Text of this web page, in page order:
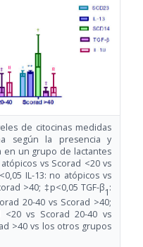
de citocinas medidas
según la presencia y
en un grupo de lactantes
vs Scorad <20 vs
IL-13: no atópicos vs
>40; ‡p<0,05 TGF-β1:
20-40 vs Scorad >40;
<20 vs Scorad 20-40 vs
>40 vs los otros grupos